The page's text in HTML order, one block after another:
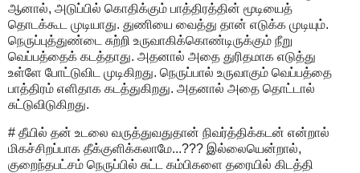
ஆனால், அடுப்பில் கொதிக்கும் பாத்திரத்தின் மூடியைத்
தொடக்கூட முடியாது. துணியை வைத்து தான் எடுக்க முடியும்.
நெருப்புத்துண்டை சுற்றி உருவாகிக்கொண்டிருக்கும் நீறு
வெப்பத்தைக் கடத்தாது. அதனால் அதை துரிதமாக எடுத்து
உள்ளே போட்டுவிட முடிகிறது. நெருப்பால் உருவாகும் வெப்பத்தை
பாத்திரம் எளிதாக கடத்துகிறது. அதனால் அதை தொட்டால்
சுட்டுவிடுகிறது.
# தீயில் தன் உடலை வருத்துவதுதான் நிவர்த்திக்கடன் என்றால்
மிகச்சிறப்பாக தீக்குளிக்கலாமே...??? இல்லையென்றால்,
குறைந்தபட்சம் நெருப்பில் சுட்ட கம்பிகளை தரையில் கிடத்தி